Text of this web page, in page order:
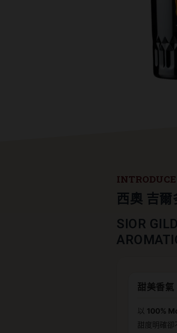
INTRODUCE
西奧 吉
SIOR
甜美香
以 100%
甜度明確